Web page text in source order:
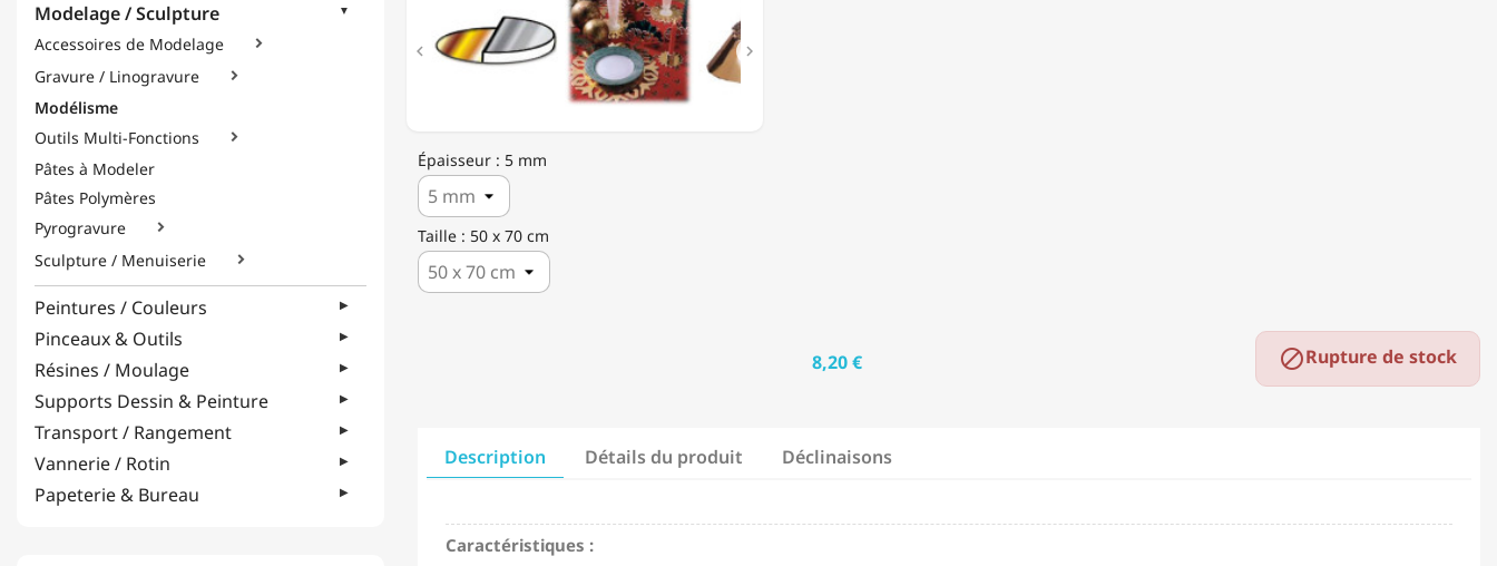
Modelage / Sculpture
Accessoires de Modelage 
Gravure / Linogravure 
Modélisme
Outils Multi-Fonctions

Pâtes à Modeler
Pâtes Polymères
Pyrogravure

Sculpture / Menuiserie 
Peintures / Couleurs
Pinceaux & Outils
Résines / Moulage
Supports Dessin & Peinture
Transport / Rangement
Vannerie / Rotin
Papeterie & Bureau
 
Épaisseur : 5 mm
Taille : 50 x 70 cm
8,20 € Rupture de stock
Description Détails du produit Déclinaisons
Caractéristiques :